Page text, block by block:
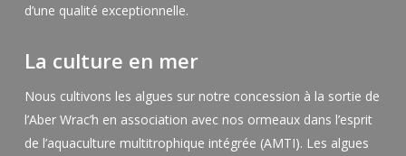
d’une qualité exceptionnelle.
La culture en mer
Nous cultivons les algues sur notre concession à la sortie de
l’Aber Wrac’h en association avec nos ormeaux dans l’esprit
de l’aquaculture multitrophique intégrée (AMTI). Les algues